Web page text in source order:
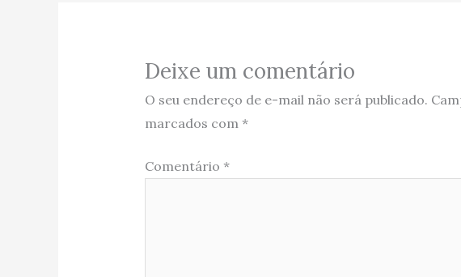
Deixe um comentário
O seu endereço de e-mail não será publicado.
marcados com *
Comentário *